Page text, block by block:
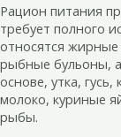
Рацион питания
требует полного
относятся жирные
рыбные бульоны,
основе, утка,
молоко, куриные
рыбы.